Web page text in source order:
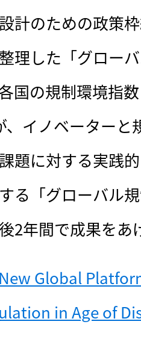
計のための政策
理した「グロー
国の規制環境指
、イノベーターと
題に対する実践
る「グローバル
2年間で成果をあ
New Global
in Age of